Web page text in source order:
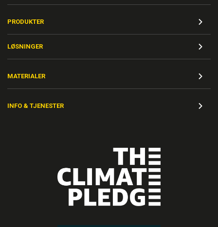
PRODUKTER
LØSNINGER
MATERIALER
INFO & TJENESTER